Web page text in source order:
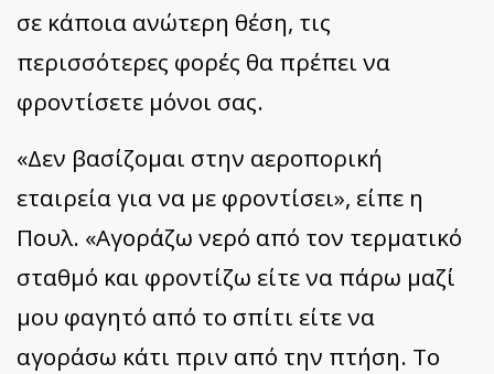
σε κάποια ανώτερη θέση, τις
περισσότερες φορές θα πρέπει να
φροντίσετε μόνοι σας.
«Δεν βασίζομαι στην αεροπορική
εταιρεία για να με φροντίσει», είπε η
Πουλ. «Αγοράζω νερό από τον τερματικό
σταθμό και φροντίζω είτε να πάρω μαζί
μου φαγητό από το σπίτι είτε να
αγοράσω κάτι πριν από την πτήση. Το